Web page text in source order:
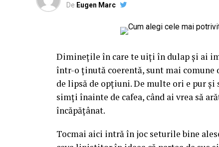
Gândește-te la el ca la o piesă
ori contraste calde care îl scot în față,
pe nesimțite.
Mai e un lucru pe care l-am prins abia
materiale textile sau hârtie,
anotimpului. Un roz care pare delicat în
lumina pe ele.
De Eugen Marc
Diminețile în care te uiți în dulap și ai
într-o ținută coerentă, sunt mai comune
de lipsă de opțiuni. De multe ori e pur și
simți înainte de cafea, când ai vrea să
încăpățânat.
Tocmai aici intră în joc seturile bine